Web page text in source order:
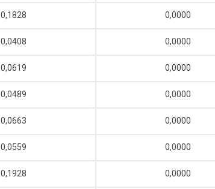
0,1828 0,0000
0,0408 0,0000
0,0619 0,0000
0,0489 0,0000
0,0663 0,0000
0,0559 0,0000
0,1928 0,0000